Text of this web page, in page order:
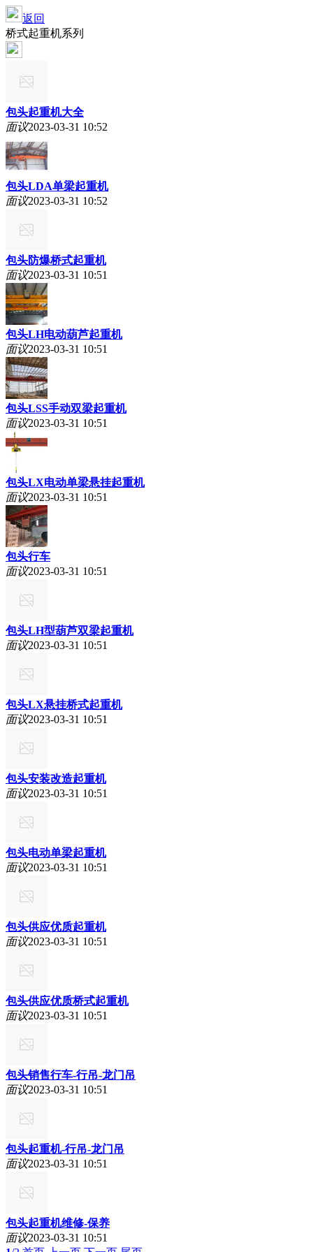
返回
桥式起重机系列
包头起重机大全
面议2023-03-31 10:52
包头LDA单梁起重机
面议2023-03-31 10:52
包头防爆桥式起重机
面议2023-03-31 10:51
包头LH电动葫芦起重机
面议2023-03-31 10:51
包头LSS手动双梁起重机
面议2023-03-31 10:51
包头LX电动单梁悬挂起重机
面议2023-03-31 10:51
包头行车
面议2023-03-31 10:51
包头LH型葫芦双梁起重机
面议2023-03-31 10:51
包头LX悬挂桥式起重机
面议2023-03-31 10:51
包头安装改造起重机
面议2023-03-31 10:51
包头电动单梁起重机
面议2023-03-31 10:51
包头供应优质起重机
面议2023-03-31 10:51
包头供应优质桥式起重机
面议2023-03-31 10:51
包头销售行车-行吊-龙门吊
面议2023-03-31 10:51
包头起重机-行吊-龙门吊
面议2023-03-31 10:51
包头起重机维修-保养
面议2023-03-31 10:51